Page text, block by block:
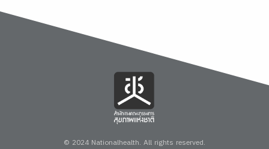
© 2024 Nationalhealth. All rights reserved.